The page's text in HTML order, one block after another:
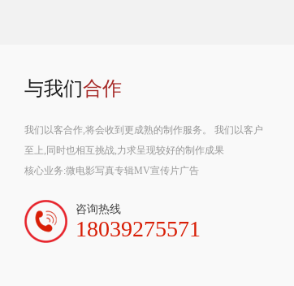
与我们合作
我们以客合作,将会收到更成熟的制作服务。 我们以客户
至上,同时也相互挑战,力求呈现较好的制作成果
核心业务:微电影写真专辑MV宣传片广告
咨询热线
18039275571